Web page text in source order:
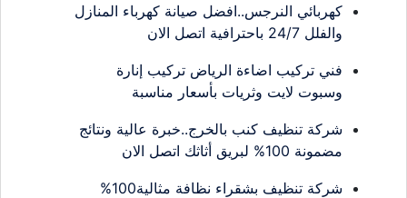
كهربائي النرجس..افضل صيانة كهرباء المنازل
والفلل 24/7 باحترافية اتصل الان
فني تركيب اضاءة الرياض تركيب إنارة
وسبوت لايت وثريات بأسعار مناسبة
شركة تنظيف كنب بالخرج..خبرة عالية ونتائج
مضمونة 100% لبريق أثاثك اتصل الان
شركة تنظيف بشقراء نظافة مثالية100%